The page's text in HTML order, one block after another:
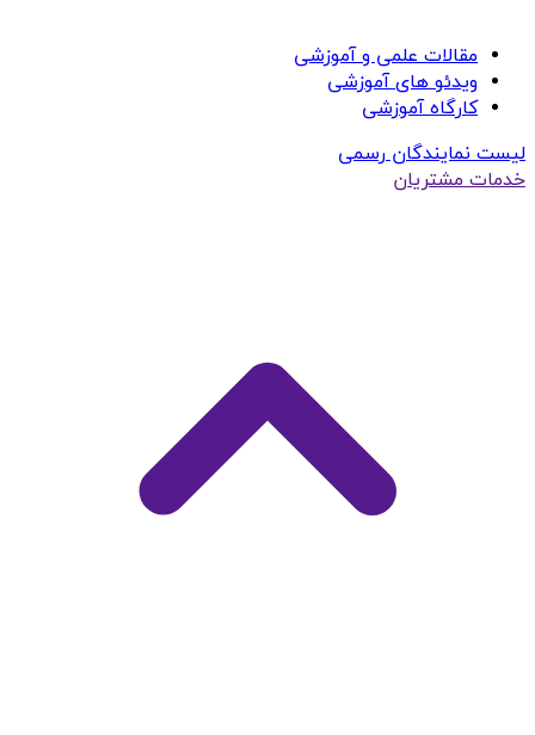
مقالات علمی و آموزشی
ویدئو های آموزشی
کارگاه آموزشی
لیست نمایندگان رسمی
خدمات مشتریان